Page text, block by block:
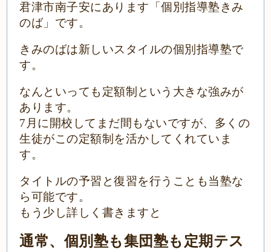
君津市南子安にあります「個別指導塾きみ
のば」です。
きみのばは新しいスタイルの個別指導塾で
す。
なんといっても定額制という大きな強みが
あります。
7月に開校してまだ間もないですが、多くの
生徒がこの定額制を活かしてくれていま
す。
タイトルの予習と復習を行うことも当塾な
ら可能です。
もう少し詳しく書きますと
通常、個別塾も集団塾も定期テス